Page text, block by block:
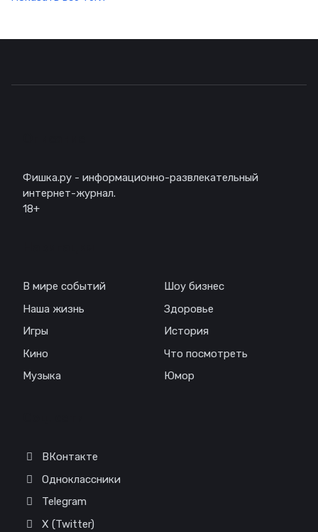
Фишка.ру - информационно-развлекательный
интернет-журнал.
18+
В мире событий
Наша жизнь
Игры
Кино
Музыка
Шоу бизнес
Здоровье
История
Что посмотреть
Юмор
ВКонтакте
Одноклассники
Telegram
X (Twitter)